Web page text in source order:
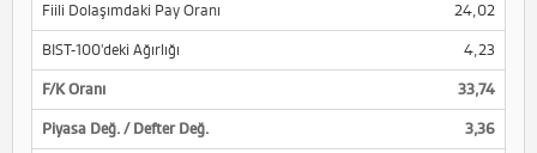
Fiili Dolaşımdaki Pay Oranı 24,02
BIST-100'deki Ağırlığı 4,23
F/K Oranı 33,74
Piyasa Değ. / Defter Değ. 3,36